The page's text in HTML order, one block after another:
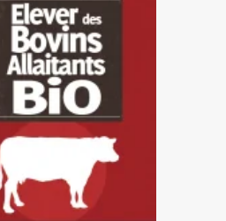
DES BOVINS
BIO (2020)
technique est
pour consolider
d’installation ou de
en agriculture
avec des
réglementaires,
ainsi que des
d’éleveur-se-s.